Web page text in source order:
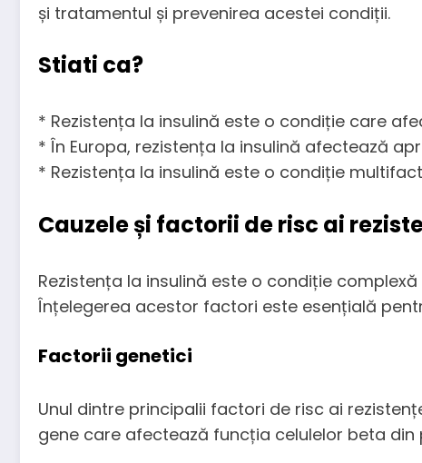
și tratamentul și prevenirea acestei condiții.
Stiati ca?
* Rezistența la insulină este o condiție care
* În Europa, rezistența la insulină afectează
* Rezistența la insulină este o condiție
Cauzele și factorii de risc ai
Rezistența la insulină este o condiție
Înțelegerea acestor factori este esențială
Factorii genetici
Unul dintre principalii factori de risc ai
gene care afectează funcția celulelor beta